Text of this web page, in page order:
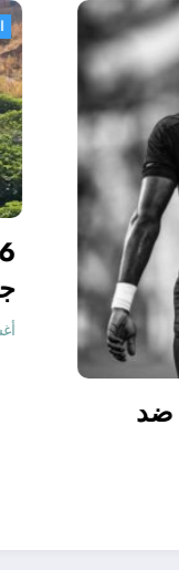
رياضة
فينيسيوس ضد